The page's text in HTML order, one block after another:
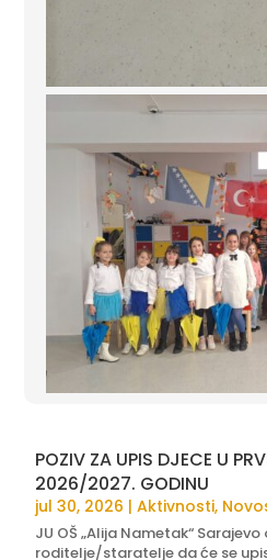
POZIV ZA UPIS DJECE U
2026/2027. GODINU
jul 30, 2026 |Aktivnosti,
JU OŠ „Alija Nametak“
roditelje/staratelje da će se